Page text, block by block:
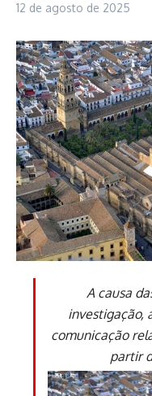
12 de agosto de 2025
A causa
investigação,
comunicação
partir